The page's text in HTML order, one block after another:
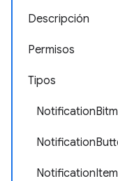
Descripción
Permisos
Tipos
NotificationItem